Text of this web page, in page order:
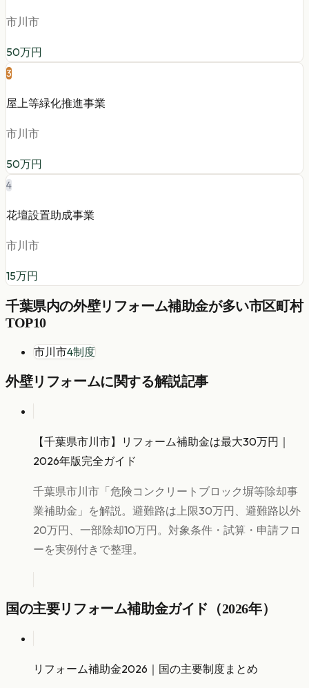
市川市
50万円
3
屋上等緑化推進事業
市川市
50万円
4
花壇設置助成事業
市川市
15万円
千葉県内の外壁リフォーム補助金が多い市区町村
TOP10
市川市4制度
外壁リフォームに関する解説記事
【千葉県市川市】リフォーム補助金は最大30万円｜
2026年版完全ガイド
千葉県市川市「危険コンクリートブロック塀等除却事
業補助金」を解説。避難路は上限30万円、避難路以外
20万円、一部除却10万円。対象条件・試算・申請フロ
ーを実例付きで整理。
国の主要リフォーム補助金ガイド（2026年）
リフォーム補助金2026｜国の主要制度まとめ